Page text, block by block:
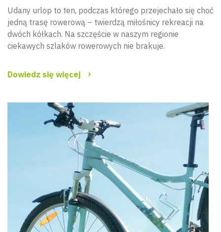
Udany urlop to ten, podczas którego przejechało się choć
jedną trasę rowerową – twierdzą miłośnicy rekreacji na
dwóch kółkach. Na szczęście w naszym regionie
ciekawych szlaków rowerowych nie brakuje.
Dowiedz się więcej